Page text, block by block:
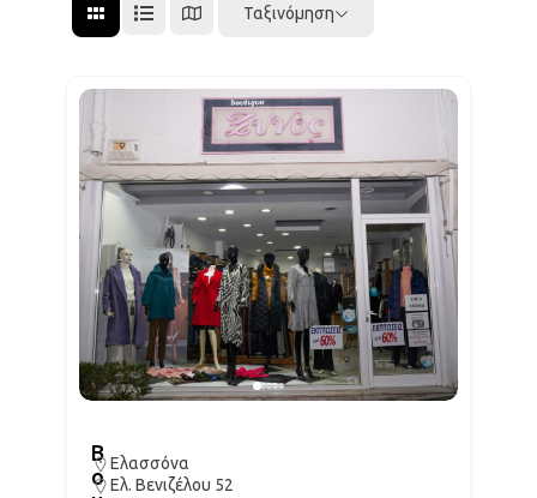
Ταξινόμηση
B
o
Ελασσόνα
Ελ. Βενιζέλου 52